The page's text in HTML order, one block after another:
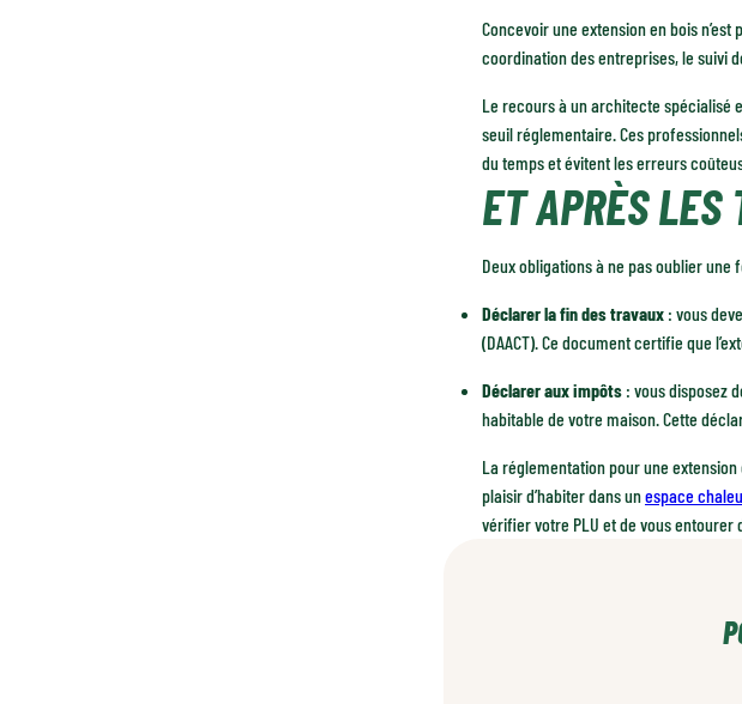
Concevoir une extension en bois
coordination des entreprises, le suivi
Le recours à un architecte spécialisé
seuil réglementaire. Ces
du temps et évitent les erreurs
ET APRÈS LES
Deux obligations à ne pas oublier
Déclarer la fin des travaux : vous
(DAACT). Ce document certifie que
Déclarer aux impôts : vous disposez
habitable de votre maison. Cette
La réglementation pour une
plaisir d’habiter dans unespace
vérifier votre PLU et de vous entourer